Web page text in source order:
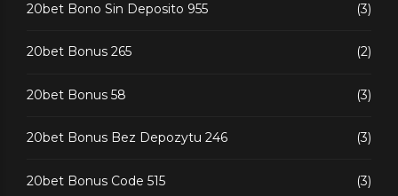
20bet Bono Sin Deposito 955 (3)
20bet Bonus 265 (2)
20bet Bonus 58 (3)
20bet Bonus Bez Depozytu 246 (3)
20bet Bonus Code 515 (3)